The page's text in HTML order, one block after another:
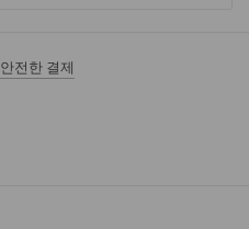
안전한 결제